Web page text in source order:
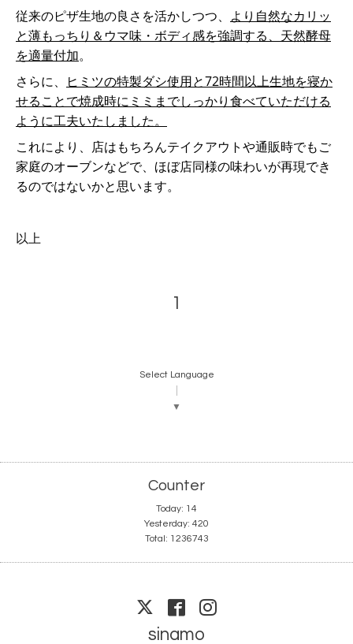
従来のピザ生地の良さを活かしつつ、 より自然なカリッ
と薄もっちり＆ウマ味・ボディ感を強調する、天然酵母
を適量付加。
さらに、
ヒミツの特製ダシ使用と72時間以上生地を寝か
せることで焼成時にミミまでしっかり食べていただける
ように工夫いたしました。
これにより、店はもちろんテイクアウトや通販時でもご
家庭のオーブンなどで、ほぼ店同様の味わいが再現でき
るのではないかと思います。
以上
1
Select Language
▼
Counter
Today: 14
Yesterday: 420
Total: 1236743
sinamo